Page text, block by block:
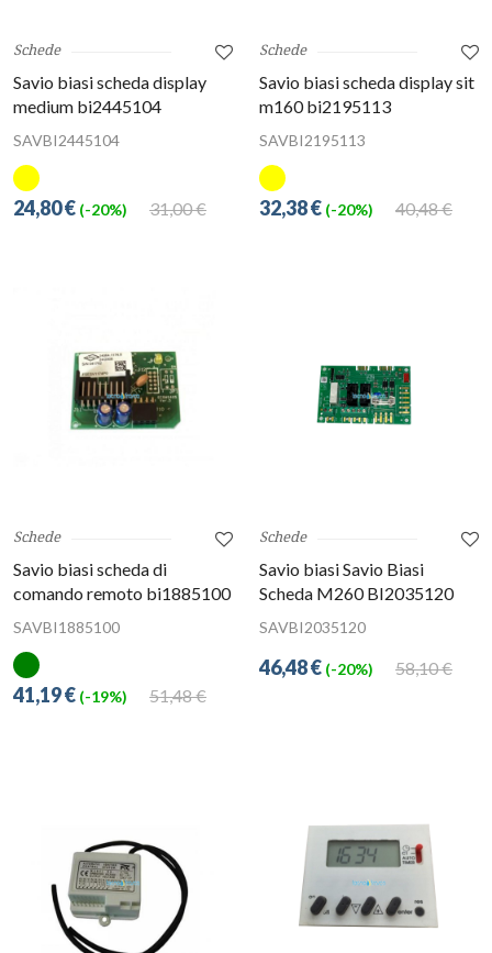
Schede
Savio biasi scheda display
medium bi2445104
SAVBI2445104
31,00 €
24,80 € (-20%)
Schede
Savio biasi scheda display sit
m160 bi2195113
SAVBI2195113
40,48 €
32,38 € (-20%)
Schede
Savio biasi scheda di
comando remoto bi1885100
SAVBI1885100
51,48 €
41,19 € (-19%)
Schede
Savio biasi Savio Biasi
Scheda M260 BI2035120
SAVBI2035120
58,10 €
46,48 € (-20%)